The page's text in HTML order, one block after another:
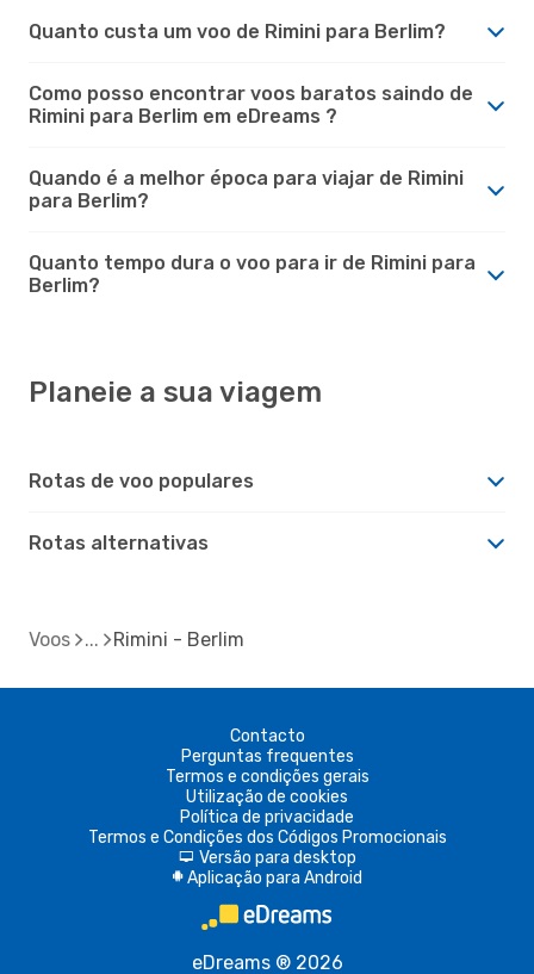
Quanto custa um voo de Rimini para Berlim?
Como posso encontrar voos baratos saindo de
Rimini para Berlim em eDreams ?
Quando é a melhor época para viajar de Rimini
para Berlim?
Quanto tempo dura o voo para ir de Rimini para
Berlim?
Planeie a sua viagem
Rotas de voo populares
Rotas alternativas
Voos Rimini - Berlim
Contacto
Perguntas frequentes
Termos e condições gerais
Utilização de cookies
Política de privacidade
Termos e Condições dos Códigos Promocionais
d Versão para desktop
A Aplicação para Android
eDreams ® 2026